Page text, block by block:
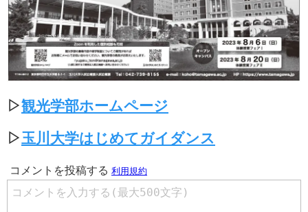
▷観光学部ホームページ
▷玉川大学はじめてガイダンス